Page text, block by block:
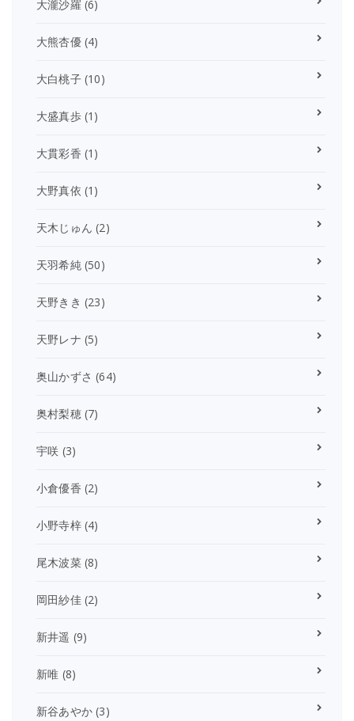
大瀧沙羅 (6)
大熊杏優(4)
大白桃子(10)
大盛真歩(1)
大貫彩香 (1)
大野真依 (1)
天木じゅん (2)
天羽希純(50)
天野きき (23)
天野レナ (5)
奥山かずさ (64)
奥村梨穂(7)
宇咲 (3)
小倉優香 (2)
小野寺梓(4)
尾木波菜(8)
岡田紗佳(2)
新井遥 (9)
新唯 (8)
新谷あやか (3)